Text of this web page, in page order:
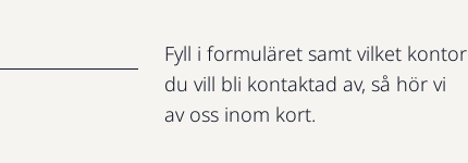
Fyll i formuläret samt vilket kontor
du vill bli kontaktad av, så hör vi
av oss inom kort.